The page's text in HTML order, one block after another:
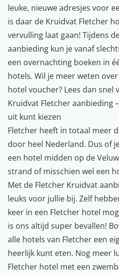
leuke, nieuwe adresjes voor
is daar de Kruidvat Fletcher
vervulling laat gaan! Tijdens
aanbieding kun je vanaf
een overnachting boeken in
hotels. Wil je meer weten
hotel voucher? Lees dan snel
Kruidvat Fletcher aanbieding
uit kunt kiezen
Fletcher heeft in totaal meer
door heel Nederland. Dus of
een hotel midden op de
strand of misschien wel een
Met de Fletcher Kruidvat
leuks voor jullie bij. Zelf
keer in een Fletcher hotel
is ons altijd super bevallen!
alle hotels van Fletcher een
heerlijk kunt eten. Nog meer
Fletcher hotel met een